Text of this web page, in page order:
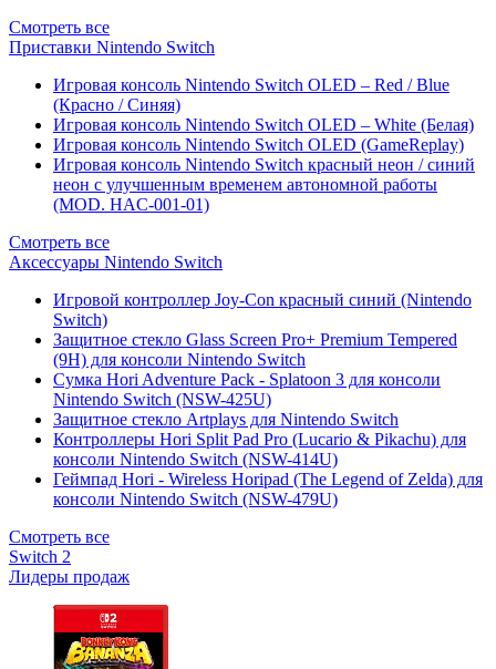
Смотреть все
Приставки Nintendo Switch
Игровая консоль Nintendo Switch OLED – Red / Blue
(Красно / Синяя)
Игровая консоль Nintendo Switch OLED – White (Белая)
Игровая консоль Nintendo Switch OLED (GameReplay)
Игровая консоль Nintendo Switch красный неон / синий
неон с улучшенным временем автономной работы
(MOD. HAC-001-01)
Смотреть все
Аксессуары Nintendo Switch
Игровой контроллер Joy-Con красный синий (Nintendo
Switch)
Защитное стекло Glass Screen Pro+ Premium Tempered
(9H) для консоли Nintendo Switch
Сумка Hori Adventure Pack - Splatoon 3 для консоли
Nintendo Switch (NSW-425U)
Защитное стекло Artplays для Nintendo Switch
Контроллеры Hori Split Pad Pro (Lucario & Pikachu) для
консоли Nintendo Switch (NSW-414U)
Геймпад Hori - Wireless Horipad (The Legend of Zelda) для
консоли Nintendo Switch (NSW-479U)
Смотреть все
Switch 2
Лидеры продаж